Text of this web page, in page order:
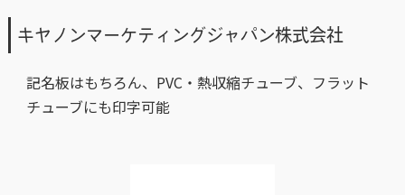
キヤノンマーケティングジャパン株式会社
記名板はもちろん、PVC・熱収縮チューブ、フラット
チューブにも印字可能